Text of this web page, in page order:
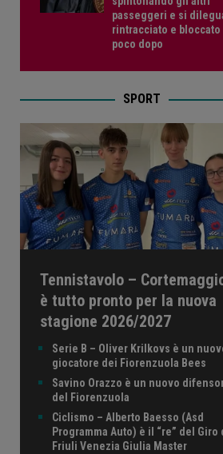
passeggeri e si
rintracciato e bloccato
poco dopo
SPORT
Tennistavolo –
è tutto pronto per la nuova
stagione 2026/2027
Serie B – Oliver Krilkovs è un
giocatore dei Fiorenzuola Bees
Savino Orazzo è un nuovo
del Fiorenzuola
Ciclismo – Alberto Baesso (Asd
Programma Auto) è il “re” del Giro
Friuli Venezia Giulia Master